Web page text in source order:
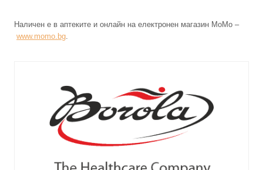
Наличен е в аптеките и онлайн на електронен магазин MoMo –
www.momo.bg